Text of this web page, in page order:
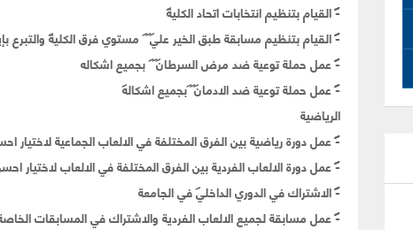
-القيام بتنظيم انتخابات اتحاد الكلية
-القيام بتنظيم مسابقة طبق الخير عليمستوي فرق الكلية والتبرع
-عمل حملة توعية ضد مرض السرطانبجميع اشكاله
-عمل حملة توعية ضد الادمانبجميع اشكاله
الرياضية
-عمل دورة رياضية بين الفرق المختلفة في الالعاب الجماعية لاختيار
-عمل دورة الالعاب الفردية بين الفرق المختلفة في الالعاب لاختيار
-الاشتراك في الدوري الداخلي في الجامعة
-عمل مسابقة لجميع الالعاب الفردية والاشتراك في المسابقات